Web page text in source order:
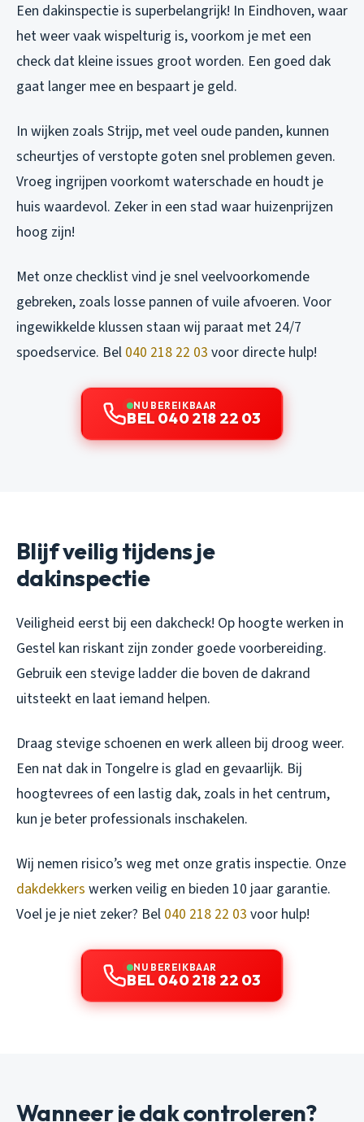
Een dakinspectie is superbelangrijk! In Eindhoven, waar
het weer vaak wispelturig is, voorkom je met een
check dat kleine issues groot worden. Een goed dak
gaat langer mee en bespaart je geld.
In wijken zoals Strijp, met veel oude panden, kunnen
scheurtjes of verstopte goten snel problemen geven.
Vroeg ingrijpen voorkomt waterschade en houdt je
huis waardevol. Zeker in een stad waar huizenprijzen
hoog zijn!
Met onze checklist vind je snel veelvoorkomende
gebreken, zoals losse pannen of vuile afvoeren. Voor
ingewikkelde klussen staan wij paraat met 24/7
spoedservice. Bel 040 218 22 03 voor directe hulp!
NU BEREIKBAAR
BEL 040 218 22 03
Blijf veilig tijdens je
dakinspectie
Veiligheid eerst bij een dakcheck! Op hoogte werken in
Gestel kan riskant zijn zonder goede voorbereiding.
Gebruik een stevige ladder die boven de dakrand
uitsteekt en laat iemand helpen.
Draag stevige schoenen en werk alleen bij droog weer.
Een nat dak in Tongelre is glad en gevaarlijk. Bij
hoogtevrees of een lastig dak, zoals in het centrum,
kun je beter professionals inschakelen.
Wij nemen risico’s weg met onze gratis inspectie. Onze
dakdekkers werken veilig en bieden 10 jaar garantie.
Voel je je niet zeker? Bel 040 218 22 03 voor hulp!
NU BEREIKBAAR
BEL 040 218 22 03
Wanneer je dak controleren?